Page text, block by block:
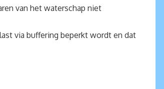
van het waterschap niet
via buffering beperkt wordt en dat